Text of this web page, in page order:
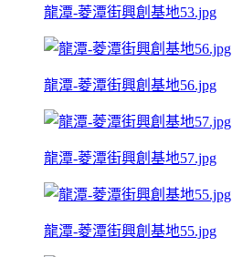
龍潭-菱潭街興創基地53.jpg
龍潭-菱潭街興創基地56.jpg
龍潭-菱潭街興創基地57.jpg
龍潭-菱潭街興創基地55.jpg